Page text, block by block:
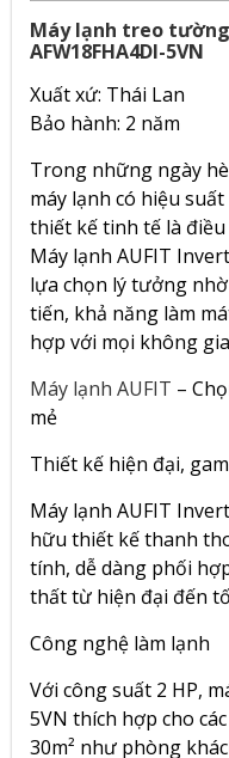
Máy lạnh treo
AFW18FHA4DI-5VN
Xuất xứ: Thái Lan
Bảo hành: 2 năm
Trong những ngày
máy lạnh có hiệu
thiết kế tinh tế là
Máy lạnh AUFIT
lựa chọn lý tưởng
tiến, khả năng làm
hợp với mọi không
Máy lạnh AUFIT –
mẻ
Thiết kế hiện đại,
Máy lạnh AUFIT
hữu thiết kế thanh
tính, dễ dàng phối
thất từ hiện đại đến
Công nghệ làm lạnh
Với công suất 2 HP,
5VN thích hợp cho
30m² như phòng